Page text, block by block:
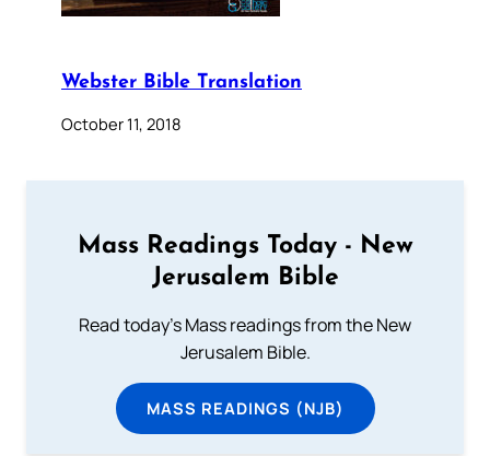
Webster Bible Translation
October 11, 2018
Mass Readings Today - New
Jerusalem Bible
Read today's Mass readings from the New
Jerusalem Bible.
MASS READINGS (NJB)